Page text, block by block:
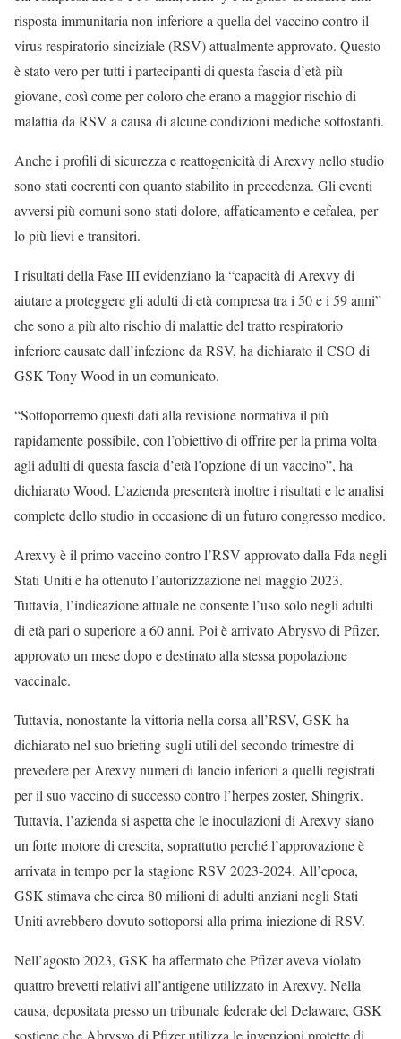
risposta immunitaria non inferiore a quella del vaccino contro il
virus respiratorio sinciziale (RSV) attualmente approvato. Questo
è stato vero per tutti i partecipanti di questa fascia d’età più
giovane, così come per coloro che erano a maggior rischio di
malattia da RSV a causa di alcune condizioni mediche sottostanti.
Anche i profili di sicurezza e reattogenicità di Arexvy nello studio
sono stati coerenti con quanto stabilito in precedenza. Gli eventi
avversi più comuni sono stati dolore, affaticamento e cefalea, per
lo più lievi e transitori.
I risultati della Fase III evidenziano la “capacità di Arexvy di
aiutare a proteggere gli adulti di età compresa tra i 50 e i 59 anni”
che sono a più alto rischio di malattie del tratto respiratorio
inferiore causate dall’infezione da RSV, ha dichiarato il CSO di
GSK Tony Wood in un comunicato.
“Sottoporremo questi dati alla revisione normativa il più
rapidamente possibile, con l’obiettivo di offrire per la prima volta
agli adulti di questa fascia d’età l’opzione di un vaccino”, ha
dichiarato Wood. L’azienda presenterà inoltre i risultati e le analisi
complete dello studio in occasione di un futuro congresso medico.
Arexvy è il primo vaccino contro l’RSV approvato dalla Fda negli
Stati Uniti e ha ottenuto l’autorizzazione nel maggio 2023.
Tuttavia, l’indicazione attuale ne consente l’uso solo negli adulti
di età pari o superiore a 60 anni. Poi è arrivato Abrysvo di Pfizer,
approvato un mese dopo e destinato alla stessa popolazione
vaccinale.
Tuttavia, nonostante la vittoria nella corsa all’RSV, GSK ha
dichiarato nel suo briefing sugli utili del secondo trimestre di
prevedere per Arexvy numeri di lancio inferiori a quelli registrati
per il suo vaccino di successo contro l’herpes zoster, Shingrix.
Tuttavia, l’azienda si aspetta che le inoculazioni di Arexvy siano
un forte motore di crescita, soprattutto perché l’approvazione è
arrivata in tempo per la stagione RSV 2023-2024. All’epoca,
GSK stimava che circa 80 milioni di adulti anziani negli Stati
Uniti avrebbero dovuto sottoporsi alla prima iniezione di RSV.
Nell’agosto 2023, GSK ha affermato che Pfizer aveva violato
quattro brevetti relativi all’antigene utilizzato in Arexvy. Nella
causa, depositata presso un tribunale federale del Delaware, GSK
sostiene che Abrysvo di Pfizer utilizza le invenzioni protette di